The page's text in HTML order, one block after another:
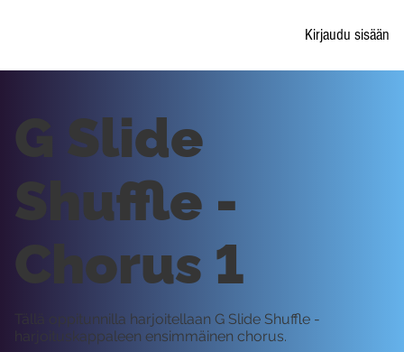
Kirjaudu sisään
G Slide
Shuffle -
Chorus 1
Tällä oppitunnilla harjoitellaan G Slide Shuffle -
harjoituskappaleen ensimmäinen chorus.